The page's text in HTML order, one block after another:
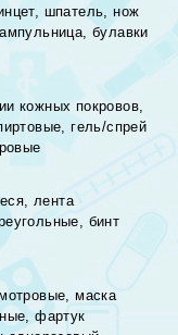
шпатель, нож
булавки
кожных покровов,
гель/спрей
лента
бинт
маска
фартук